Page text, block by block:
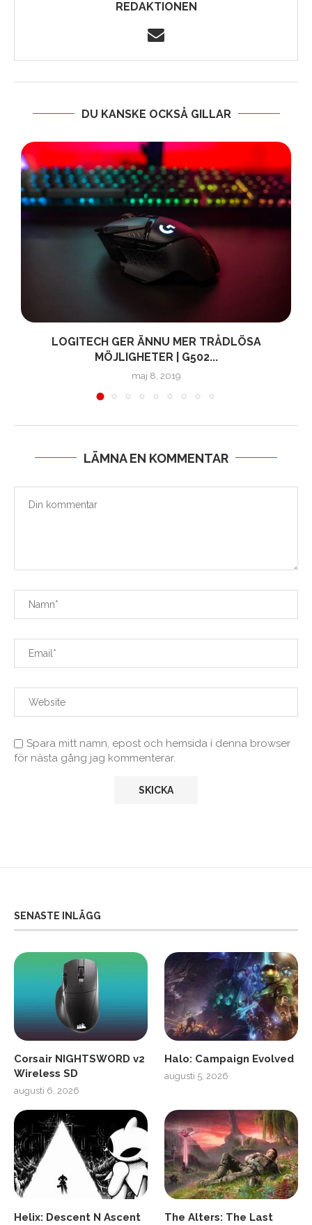
REDAKTIONEN
DU KANSKE OCKSÅ GILLAR
LOGITECH GER ÄNNU MER TRÅDLÖSA
MÖJLIGHETER | G502...
maj 8, 2019
LÄMNA EN KOMMENTAR
Spara mitt namn, epost och hemsida i denna browser
för nästa gång jag kommenterar.
SENASTE INLÄGG
Corsair NIGHTSWORD v2
Wireless SD
augusti 6, 2026
Halo: Campaign Evolved
augusti 5, 2026
Helix: Descent N Ascent
The Alters: The Last